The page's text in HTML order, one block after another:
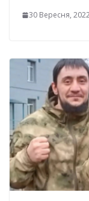
30 Вересня,